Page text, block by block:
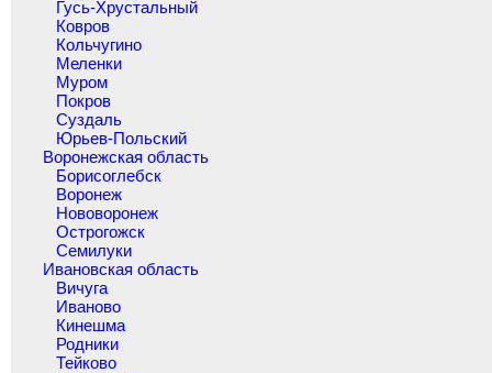
Гусь-Хрустальный
Ковров
Кольчугино
Меленки
Муром
Покров
Суздаль
Юрьев-Польский
Воронежская область
Борисоглебск
Воронеж
Нововоронеж
Острогожск
Семилуки
Ивановская область
Вичуга
Иваново
Кинешма
Родники
Тейково